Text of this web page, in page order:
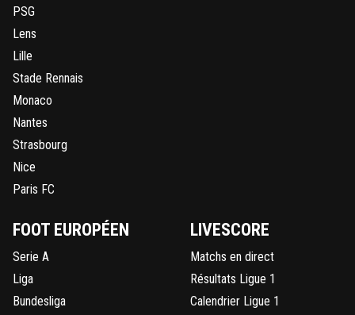
PSG
Lens
Lille
Stade Rennais
Monaco
Nantes
Strasbourg
Nice
Paris FC
FOOT EUROPÉEN
Serie A
Liga
Bundesliga
LIVESCORE
Matchs en direct
Résultats Ligue 1
Calendrier Ligue 1